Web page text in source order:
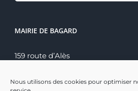
Nous utilisons des cookies pour optimiser
MAIRIE DE BAGARD
159 route d’Alès
Tél. : 04 66 60 70 22